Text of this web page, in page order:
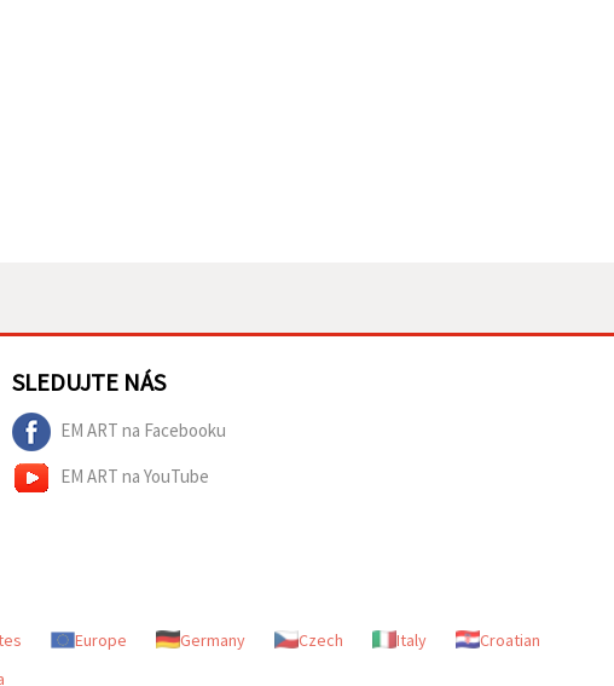
SLEDUJTE NÁS
EM ART na Facebooku
EM ART na YouTube
Europe Germany Czech Italy
Croatian